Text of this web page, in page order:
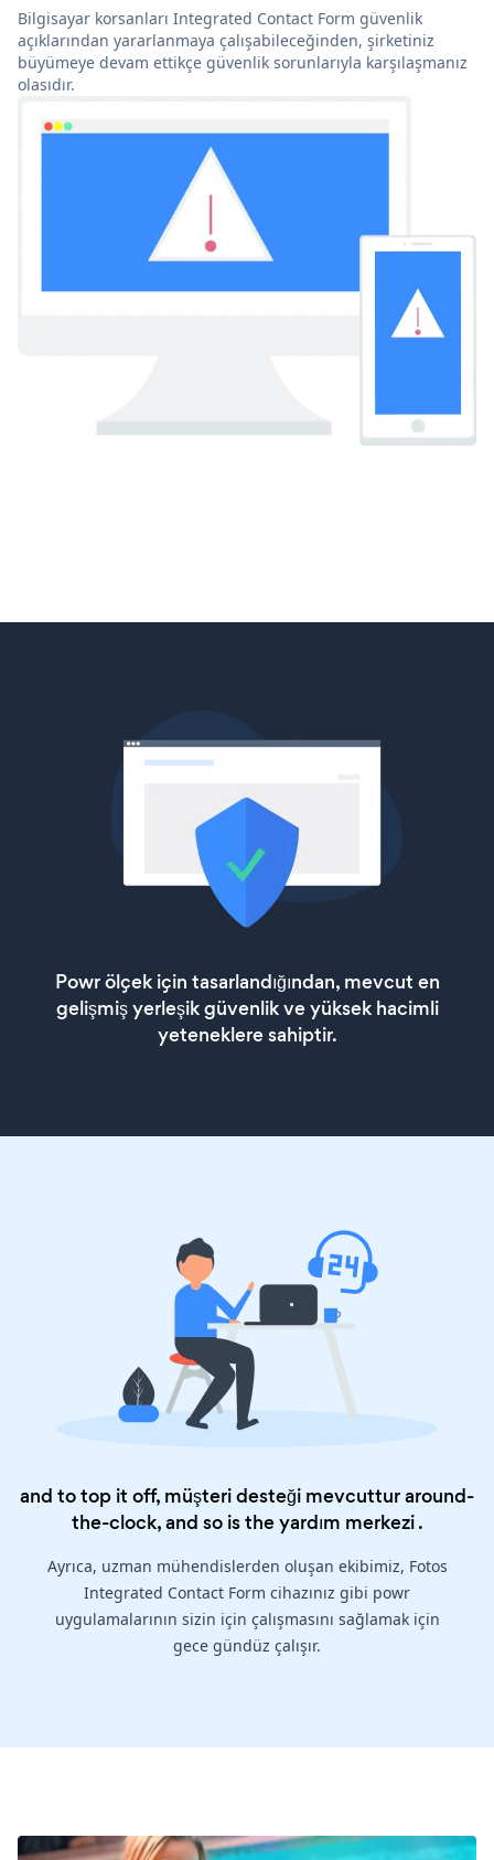
Bilgisayar korsanları Integrated Contact Form güvenlik
açıklarından yararlanmaya çalışabileceğinden, şirketiniz
büyümeye devam ettikçe güvenlik sorunlarıyla karşılaşmanız
olasıdır.
Powr ölçek için tasarlandığından, mevcut en
gelişmiş yerleşik güvenlik ve yüksek hacimli
yeteneklere sahiptir.
and to top it off, müşteri desteği mevcuttur around-
the-clock, and so is theyardım merkezi.
Ayrıca, uzman mühendislerden oluşan ekibimiz, Fotos
Integrated Contact Form cihazınız gibi powr
uygulamalarının sizin için çalışmasını sağlamak için
gece gündüz çalışır.